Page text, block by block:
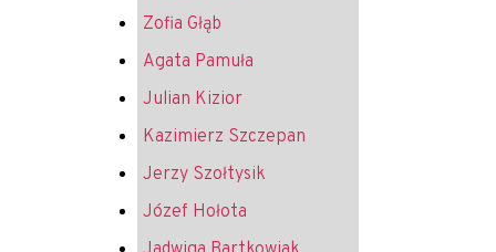
Zofia Głąb
Agata Pamuła
Julian Kizior
Kazimierz Szczepan
Jerzy Szołtysik
Józef Hołota